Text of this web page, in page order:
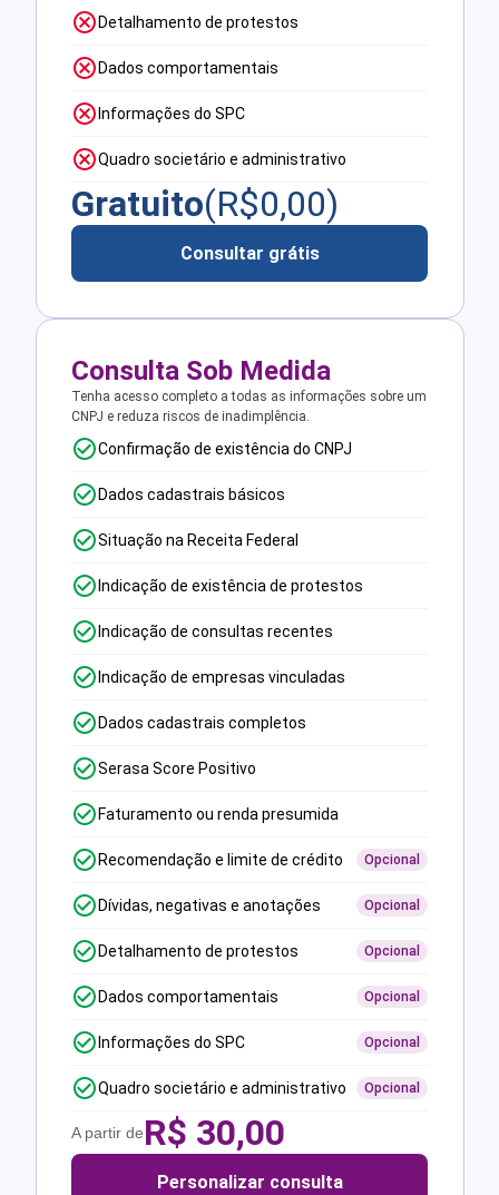
Detalhamento de protestos
Dados comportamentais
Informações do SPC
Quadro societário e administrativo
Gratuito(R$0,00)
Consultar grátis
Consulta Sob Medida
Tenha acesso completo a todas as informações sobre um
CNPJ e reduza riscos de inadimplência.
Confirmação de existência do CNPJ
Dados cadastrais básicos
Situação na Receita Federal
Indicação de existência de protestos
Indicação de consultas recentes
Indicação de empresas vinculadas
Dados cadastrais completos
Serasa Score Positivo
Faturamento ou renda presumida
Recomendação e limite de crédito Opcional
Dívidas, negativas e anotações Opcional
Detalhamento de protestos Opcional
Dados comportamentais Opcional
Informações do SPC Opcional
Quadro societário e administrativo Opcional
A partir deR$ 30,00
Personalizar consulta